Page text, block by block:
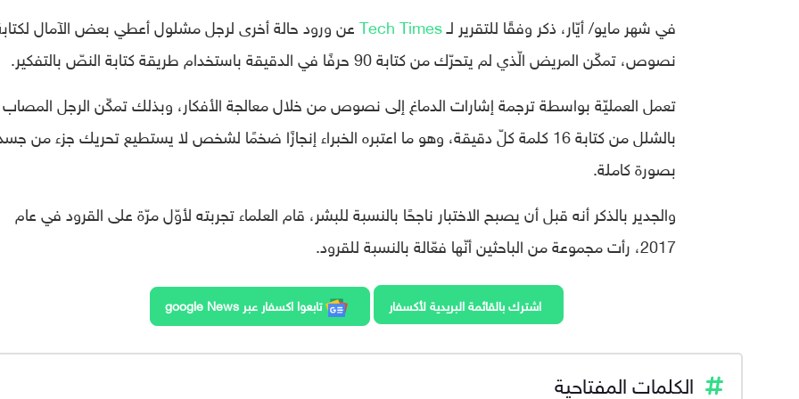
في شهر مايو/ أيّار، ذكر وفقًا للتقرير لـTech Timesعن ورود حالة أخرى لرجل مشلول أعطي بعض الآمال
نصوص، تمكّن المريض الّذي لم يتحرّك من كتابة 90 حرفًا في الدقيقة باستخدام طريقة كتابة النصّ بالتفكير.
تعمل العمليّة بواسطة ترجمة إشارات الدماغ إلى نصوص من خلال معالجة الأفكار، وبذلك تمكّن الرجل المصاب
بالشلل من كتابة 16 كلمة كلّ دقيقة، وهو ما اعتبره الخبراء إنجازًا ضخمًا لشخص لا يستطيع تحريك جزء من
بصورة كاملة.
والجدير بالذكر أنه قبل أن يصبح الاختبار ناجحًا بالنسبة للبشر، قام العلماء تجربته لأوّل مرّة على القرود في عام
2017، رأت مجموعة من الباحثين أنّها فعّالة بالنسبة للقرود.
اشترك بالقائمة البريدية لأكسفار تابعوا اكسفار عبر google News
الكلمات المفتاحية